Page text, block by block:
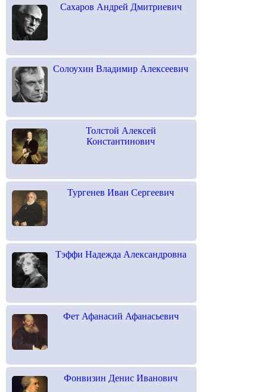
Сахаров Андрей Дмитриевич
Солоухин Владимир Алексеевич
Толстой Алексей
Константинович
Тургенев Иван Сергеевич
Тэффи Надежда Александровна
Фет Афанасий Афанасьевич
Фонвизин Денис Иванович